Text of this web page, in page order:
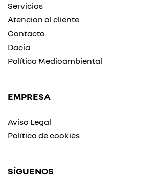
Servicios
Atencion al cliente
Contacto
Dacia
Política Medioambiental
EMPRESA
Aviso Legal
Política de cookies
SÍGUENOS